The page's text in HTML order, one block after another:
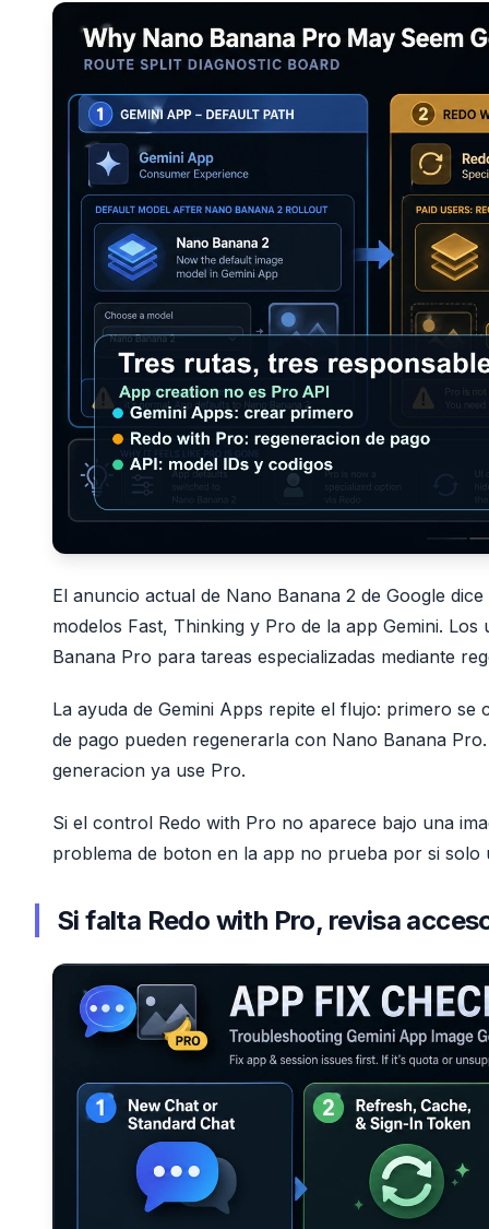
El anuncio actual de Nano Banana 2 de Google
modelos Fast, Thinking y Pro de la app Gemini.
Banana Pro para tareas especializadas mediante
La ayuda de Gemini Apps repite el flujo: primero
de pago pueden regenerarla con Nano Banana
generacion ya use Pro.
Si el control Redo with Pro no aparece bajo una
problema de boton en la app no prueba por si solo
Si falta Redo with Pro, revisa